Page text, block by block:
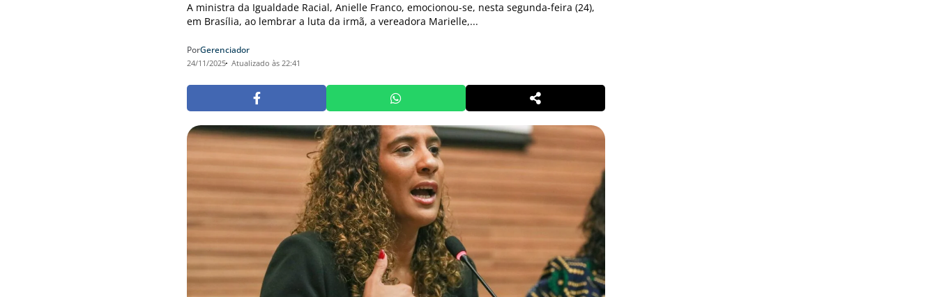
A ministra da Igualdade Racial, Anielle Franco, emocionou-se, nesta segunda-feira (24),
em Brasília, ao lembrar a luta da irmã, a vereadora Marielle,...
PorGerenciador
24/11/2025 Atualizado às 22:41